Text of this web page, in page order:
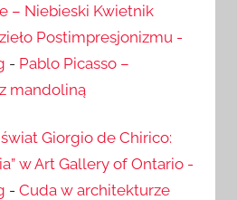
– Niebieski Kwietnik
Postimpresjonizmu -
- Pablo Picasso –
mandoliną
Giorgio de Chirico:
w Art Gallery of Ontario -
- Cuda w architekturze